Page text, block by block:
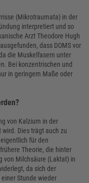
(Mikrotraumata) in der
interpretiert und so
Arzt Theodore Hugh
dass DOMS vor
die Muskelfasern unter
Bei konzentrischen und
in geringem Maße oder
von Kalzium in der
Dies trägt auch zu
für den
Theorie, die hinter
von Milchsäure (Laktat) in
da sich der
Stunde wieder